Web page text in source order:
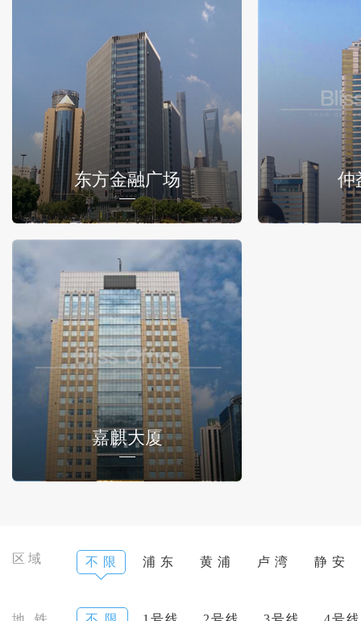
东方金融广场 仲
嘉麒大厦
区域 不 限 浦 东 黄 浦 卢 湾 静 安